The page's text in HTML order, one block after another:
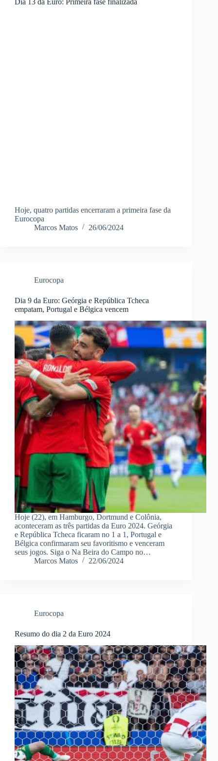
Dia 13 da Euro: Primeira fase finalizada
Hoje, quatro partidas encerraram a primeira fase da
Eurocopa
Marcos Matos
26/06/2024
Eurocopa
Dia 9 da Euro: Geórgia e República Tcheca
empatam, Portugal e Bélgica vencem
Hoje (22), em Hamburgo, Dortmund e Colônia,
aconteceram as três partidas da Euro 2024. Geórgia
e República Tcheca ficaram no 1 a 1, Portugal e
Bélgica confirmaram seu favoritismo e venceram
seus jogos. Siga o Na Beira do Campo no…
Marcos Matos
22/06/2024
Eurocopa
Resumo do dia 2 da Euro 2024